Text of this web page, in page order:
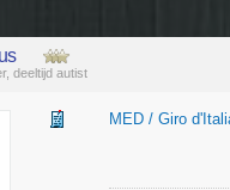
deeltijd autist
MED / Giro